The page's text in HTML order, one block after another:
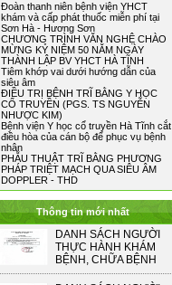
Đoàn thanh niên bệnh viện YHCT
khám và cấp phát thuốc miễn phí tại
Sơn Hà - Hương Sơn
CHƯƠNG TRÌNH VĂN NGHỆ CHÀO
MỪNG KỶ NIỆM 50 NĂM NGÀY
THÀNH LẬP BV YHCT HÀ TĨNH
Tiêm khớp vai dưới hướng dẫn của
siêu âm
ĐIỀU TRỊ BỆNH TRĨ BẰNG Y HỌC
CỔ TRUYỀN (PGS. TS NGUYỄN
NHƯỢC KIM)
Bệnh viện Y học cổ truyền Hà Tĩnh cắt
điều hòa của cán bộ để phục vụ bệnh
nhân
PHẪU THUẬT TRĨ BẰNG PHƯƠNG
PHÁP TRIỆT MẠCH QUA SIÊU ÂM
DOPPLER - THD
Thông tin mới nhất
DANH SÁCH NGƯỜI
THỰC HÀNH KHÁM
BỆNH, CHỮA BỆNH